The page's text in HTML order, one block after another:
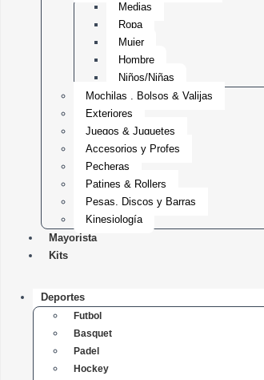
Medias
Ropa
Mujer
Hombre
Niños/Niñas
Mochilas , Bolsos & Valijas
Exteriores
Juegos & Juguetes
Accesorios y Profes
Pecheras
Patines & Rollers
Pesas, Discos y Barras
Kinesiología
Mayorista
Kits
Deportes
Futbol
Basquet
Padel
Hockey